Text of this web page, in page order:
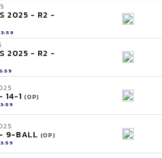
2025 - R2 -
2025 - R2 -
14-1(OP)
9-BALL (OP)